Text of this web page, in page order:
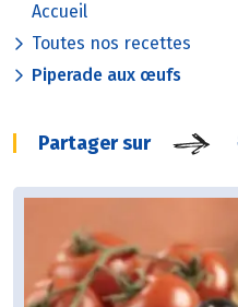
Accueil
Toutes nos recettes
Piperade aux œufs
Partager sur